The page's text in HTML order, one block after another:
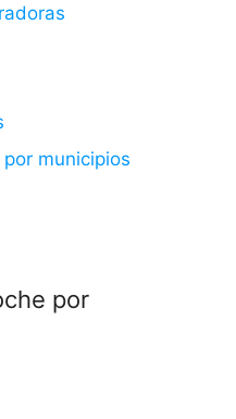
municipios
por